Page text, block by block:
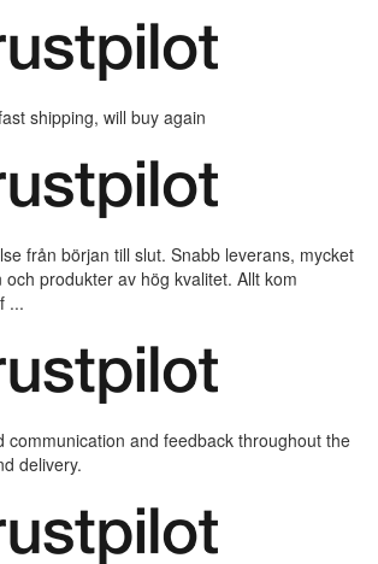
shipping, will buy again
från början till slut. Snabb leverans, mycket
produkter av hög kvalitet. Allt kom
...
communication and feedback throughout the
delivery.